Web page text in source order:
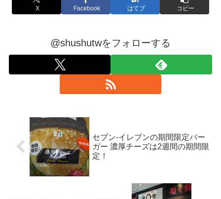
X Facebook はてブ コピー
@shushutwをフォローする
セブン-イレブンの期間限定バー
ガー 濃厚チーズは2週間の期間限
定！